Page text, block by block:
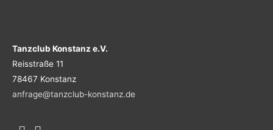
Tanzclub Konstanz e.V.
Reisstraße 11
78467 Konstanz
anfrage@tanzclub-konstanz.de